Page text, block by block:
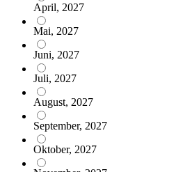
April, 2027
Mai, 2027
Juni, 2027
Juli, 2027
August, 2027
September, 2027
Oktober, 2027